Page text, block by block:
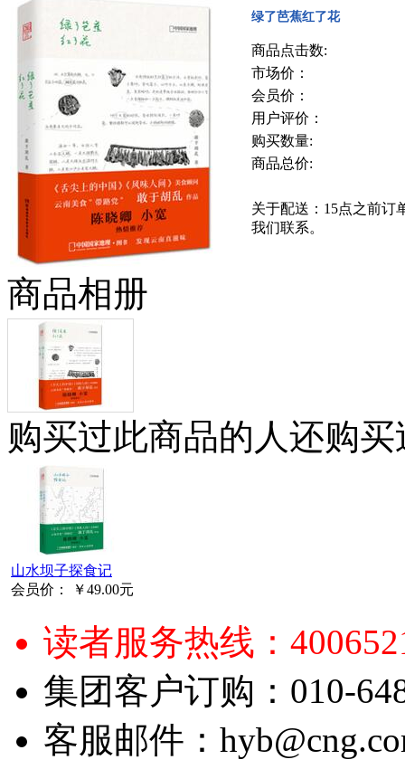
绿了芭蕉红了花
商品点击数:
市场价：
会员价：
用户评价：
购买数量:
商品总价:
关于配送：15点之前订
我们联系。
商品相册
购买过此商品的人还购买
山水坝子探食记
会员价：
￥49.00元
读者服务热线：
集团客户订购：010-
客服邮件：